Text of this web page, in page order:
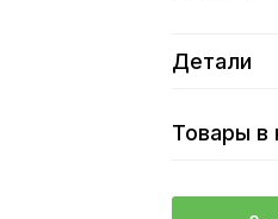
Детали
Товары в